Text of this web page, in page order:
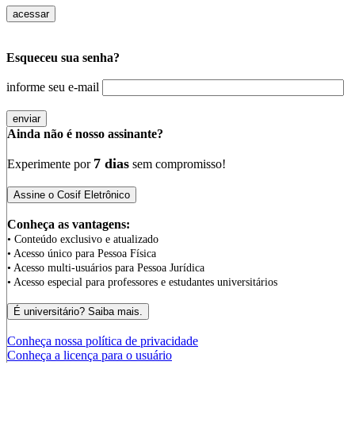
Esqueceu sua senha?
informe seu e-mail
Ainda não é nosso assinante?
Experimente por 7 dias sem compromisso!
Conheça as vantagens:
• Conteúdo exclusivo e atualizado
• Acesso único para Pessoa Física
• Acesso multi-usuários para Pessoa Jurídica
• Acesso especial para professores e estudantes universitários
Conheça nossa política de privacidade
Conheça a licença para o usuário